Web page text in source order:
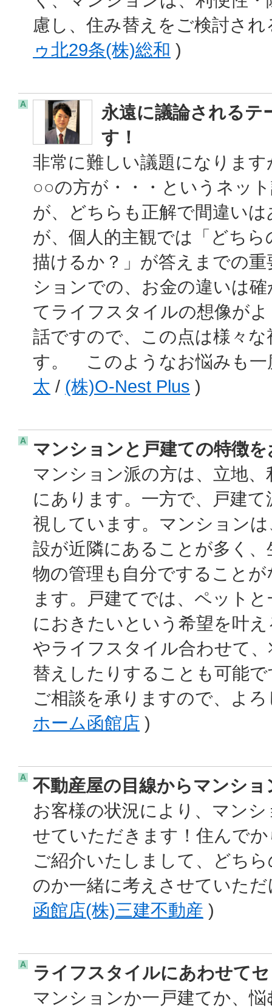
慮し、住み替えをご検討さ
ゥ北29条(株)総和 )
A
永遠に議論される
す！
非常に難しい議題になりま
○○の方が・・・というネッ
が、どちらも正解で間違い
が、個人的主観では「どち
描けるか？」が答えまでの
ションでの、お金の違いは
てライフスタイルの想像が
話ですので、この点は様々
す。 このようなお悩みも
太 / (株)O-Nest Plus )
A
マンションと戸建ての特徴
マンション派の方は、立地
にあります。一方で、戸建
視しています。マンション
設が近隣にあることが多く
物の管理も自分ですること
ます。戸建てでは、ペット
におきたいという希望を叶
やライフスタイル合わせて
替えしたりすることも可能
ご相談を承りますので、よ
ホーム函館店 )
A
不動産屋の目線からマンシ
お客様の状況により、マン
せていただきます！住んで
ご紹介いたしまして、どち
のか一緒に考えさせていた
函館店(株)三建不動産 )
A
ライフスタイルにあわせて
マンションか一戸建てか、